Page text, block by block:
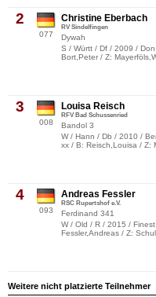
2
077
Christine Eberbach
RV Sindelfingen
Dywah
S / Württ / Df / 2009 /
Bort,Peter / Z:
3
008
Louisa Reisch
RFV Bad Schussenried
Bandol 3
W / Hann / Db / 2010 /
xx / B: Reisch,Louisa / Z:
4
093
Andreas Fessler
RSC Rupertshof e.V.
Ferdinand 341
W / Old / R / 2015 /
Fessler,Andreas / Z:
Weitere nicht platzierte Teilnehmer